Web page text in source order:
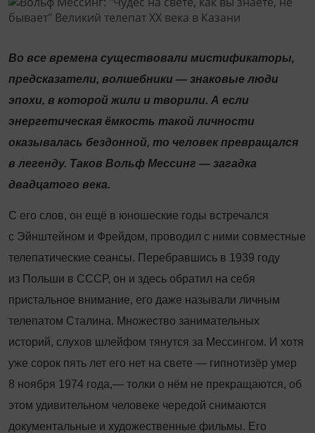
Во все времена существовали мистификаторы,
предсказатели, волшебники — знаковые люди
эпохи, в которой жили и творили. А если
энергетическая ёмкость такой личности
оказывалась бездонной, то человек превращался
в легенду. Таков Вольф Мессинг — загадка
двадцатого века.
С его слов, он ещё в юношеские годы встречался
с Эйнштейном и Фрейдом, проводил с ними совместные
телепатические сеансы. Перебравшись в 1939 году
из Польши в СССР, он и здесь обратил на себя
пристальное внимание, его даже называли личным
телепатом Сталина. Множество занимательных
историй, слухов шлейфом тянутся за Мессингом. И хотя
уже сорок пять лет его нет на свете — гипнотизёр умер
8 ноября 1974 года,— толки о нём не прекращаются, об
этом удивительном человеке чередой снимаются
документальные и художественные фильмы. Его